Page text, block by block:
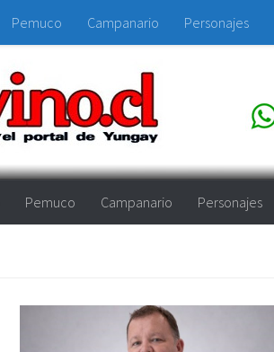
Pemuco Campanario Personajes
Pemuco Campanario Personajes